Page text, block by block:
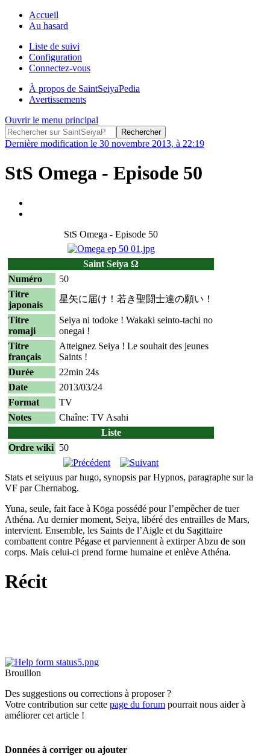
Accueil
Au hasard
Liste de suivi
Configuration
Connectez-vous
À propos de SaintSeiyaPedia
Avertissements
Ouvrir le menu principal
Dernière modification le 30 novembre 2013, à 22:19
StS Omega - Episode 50
StS Omega - Episode 50
Saint Seiya Ω
Numéro
50
Titre
japonais
星矢に届け！若き聖闘士達の願い！
Titre
romaji
Seiya ni todoke ! Wakaki seinto-tachi no
onegai !
Titre
français
Atteignez Seiya ! Le souhait des jeunes
Saints !
Durée
22min 24s
Date
2013/03/24
Format
TV
Notes
Chaîne: TV Asahi
Liste
Ordre wiki 50
Stats et seiyuus par hugo, synopsis par Hypnos, paragraphe sur la
VF par Chernabog.
Yuna, seule, fait face à Kōga possédé pour l’empêcher de tuer
Athéna. Au dernier moment, Seiya, libéré des entrailles de Mars,
intervient. Ensemble, les Saints de l’Aigle et du Sagittaire
combattent contre Pégase et parviennent à extirper Abzu de son
corps. Mais celui-ci prend forme humaine et enlève Athéna.
Récit
Brouillon
Des suggestions ou corrections à proposer ?
Votre contribution sur cette page du forum pourrait nous aider à
améliorer cet article !
Données à corriger ou ajouter